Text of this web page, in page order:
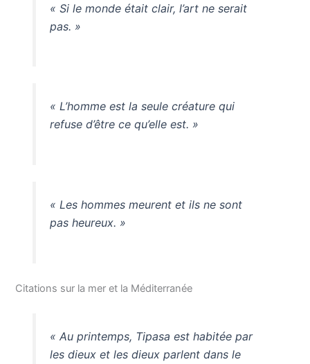
« Si le monde était clair, l’art ne serait
pas. »
« L’homme est la seule créature qui
refuse d’être ce qu’elle est. »
« Les hommes meurent et ils ne sont
pas heureux. »
Citations sur la mer et la Méditerranée
« Au printemps, Tipasa est habitée par
les dieux et les dieux parlent dans le